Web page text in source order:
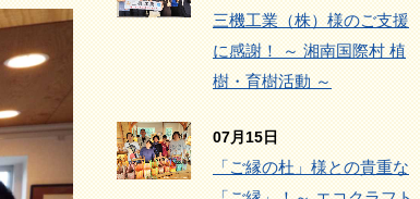
三機工業（株）様のご支援
に感謝！ ～ 湘南国際村 植
樹・育樹活動 ～
07月15日
「ご縁の杜」様との貴重な